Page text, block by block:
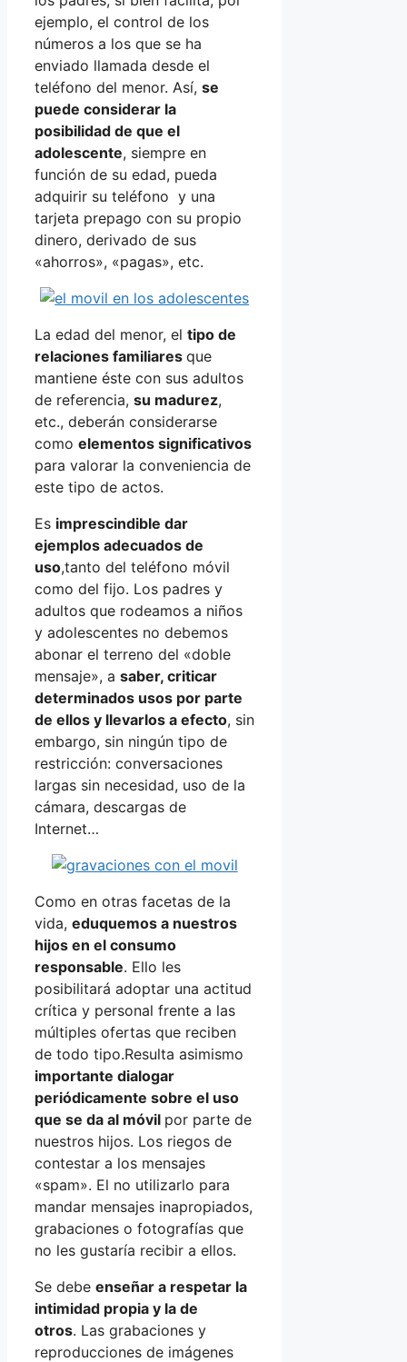
ejemplo, el control de los
números a los que se ha
enviado llamada desde el
teléfono del menor. Así, se
puede considerar la
posibilidad de que el
adolescente, siempre en
función de su edad, pueda
adquirir su teléfono y una
tarjeta prepago con su propio
dinero, derivado de sus
«ahorros», «pagas», etc.
La edad del menor, el tipo de
relaciones familiares que
mantiene éste con sus adultos
de referencia, su madurez,
etc., deberán considerarse
como elementos significativos
para valorar la conveniencia de
este tipo de actos.
Es imprescindible dar
ejemplos adecuados de
uso,tanto del teléfono móvil
como del fijo. Los padres y
adultos que rodeamos a niños
y adolescentes no debemos
abonar el terreno del «doble
mensaje», a saber, criticar
determinados usos por parte
de ellos y llevarlos a efecto, sin
embargo, sin ningún tipo de
restricción: conversaciones
largas sin necesidad, uso de la
cámara, descargas de
Internet…
Como en otras facetas de la
vida, eduquemos a nuestros
hijos en el consumo
responsable. Ello les
posibilitará adoptar una actitud
crítica y personal frente a las
múltiples ofertas que reciben
de todo tipo.Resulta asimismo
importante dialogar
periódicamente sobre el uso
que se da al móvil por parte de
nuestros hijos. Los riegos de
contestar a los mensajes
«spam». El no utilizarlo para
mandar mensajes inapropiados,
grabaciones o fotografías que
no les gustaría recibir a ellos.
Se debe enseñar a respetar la
intimidad propia y la de
otros. Las grabaciones y
reproducciones de imágenes